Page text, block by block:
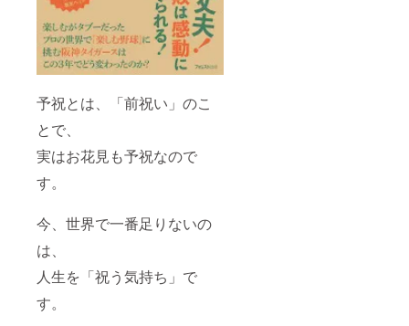
予祝とは、「前祝い」のこ
とで、
実はお花見も予祝なので
す。
今、世界で一番足りないの
は、
人生を「祝う気持ち」で
す。